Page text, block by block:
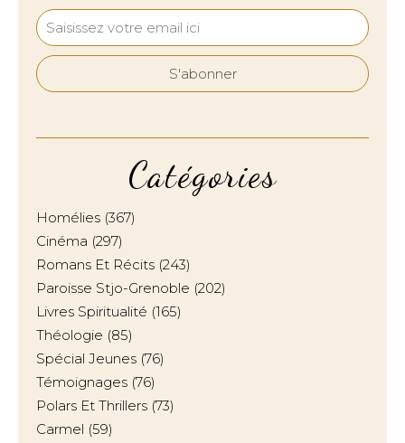
Catégories
Homélies (367)
Cinéma (297)
Romans Et Récits (243)
Paroisse Stjo-Grenoble (202)
Livres Spiritualité (165)
Théologie (85)
Spécial Jeunes (76)
Témoignages (76)
Polars Et Thrillers (73)
Carmel (59)